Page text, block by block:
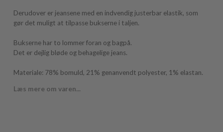
Derudover er jeansene med en indvendig justerbar elastik, som
gør det muligt at tilpasse bukserne i taljen.
Bukserne har to lommer foran og bagpå.
Det er dejlig bløde og behagelige jeans.
Materiale: 78% bomuld, 21% genanvendt polyester, 1% elastan.
Læs mere om varen...